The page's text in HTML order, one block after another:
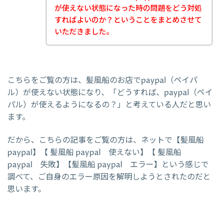
が使えない状態になった時の問題をどう対処
すればよいのか？ということをまとめさせて
いただきました。
こちらをご覧の方は、髪風船のお店でpaypal（ペイパ
ル）が使えない状態になり、「どうすれば、paypal（ペイ
パル）が使えるようになるの？」と考えている人だと思い
ます。
だから、こちらの記事をご覧の方は、ネットで【髪風船
paypal】【 髪風船 paypal 使えない】【 髪風船
paypal 失敗】【髪風船 paypal エラー】という感じで
調べて、ご自身のエラー原因を解明しようとされたのだと
思います。